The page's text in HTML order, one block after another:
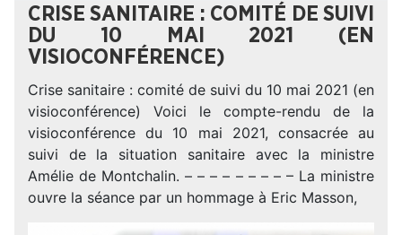
CRISE SANITAIRE : COMITÉ DE SUIVI
DU 10 MAI 2021 (EN
VISIOCONFÉRENCE)
Crise sanitaire : comité de suivi du 10 mai 2021 (en
visioconférence) Voici le compte-rendu de la
visioconférence du 10 mai 2021, consacrée au
suivi de la situation sanitaire avec la ministre
Amélie de Montchalin. – – – – – – – – – La ministre
ouvre la séance par un hommage à Eric Masson,